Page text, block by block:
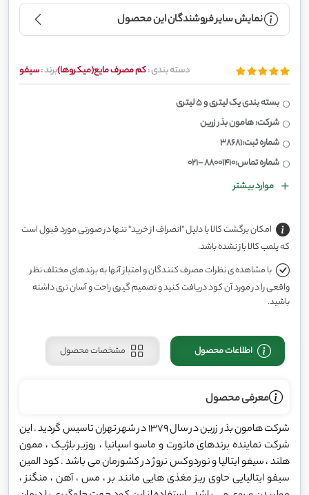
نمایش سایر فروشندگان این محصول
دسته بندی :کم مصرف مایع(میکروها)برند :سیفو
بسته بندی یک لیتری و 5 لیتری
شرکت: هامون بذر زرین
شماره ثبت:38681
شماره تماس:88001410 -021
موارد بیشتر
امکان برگشت کالا با دلیل "انصراف از خرید" تنها در صورتی مورد قبول است
که پلمب کالا باز نشده باشد.
با مشاهده ی نظرات مصرف کنندگان و امتیاز آنها به برندهای مختلف نظر
واقعی را در مورد آن کود دریافت کنید و تصمیم گیری راحت و آسان تری داشته
باشید.
اطلاعات محصول مشخصات محصول
معرفی محصول
شرکت هامون بذر زرین در سال 1379 در شهر تهران تاسیس گردید . این
شرکت نماینده برندهای مانورت و ماسو اسپانیا ، روزیر بلژیک ، ممون
هلند ، سیفو ایتالیا و نوردوکس نروژ در کشورمان می باشد . کود المین
سیفو ایتالیایی حاوی ریز مغذی هایی مانند بر ، مس ، آهن ، منگنز ،